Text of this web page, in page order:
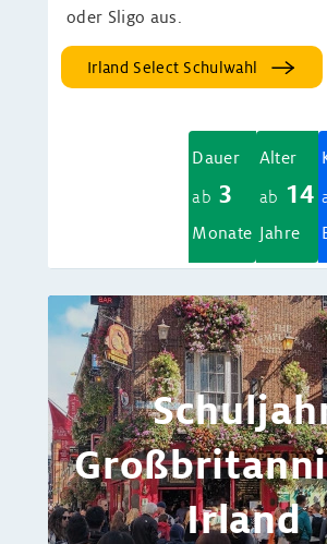
oder Sligo aus.
Irland Select Schulwahl
Dauer
ab 3
Monate
Alter
ab 14
Jahre
Irland